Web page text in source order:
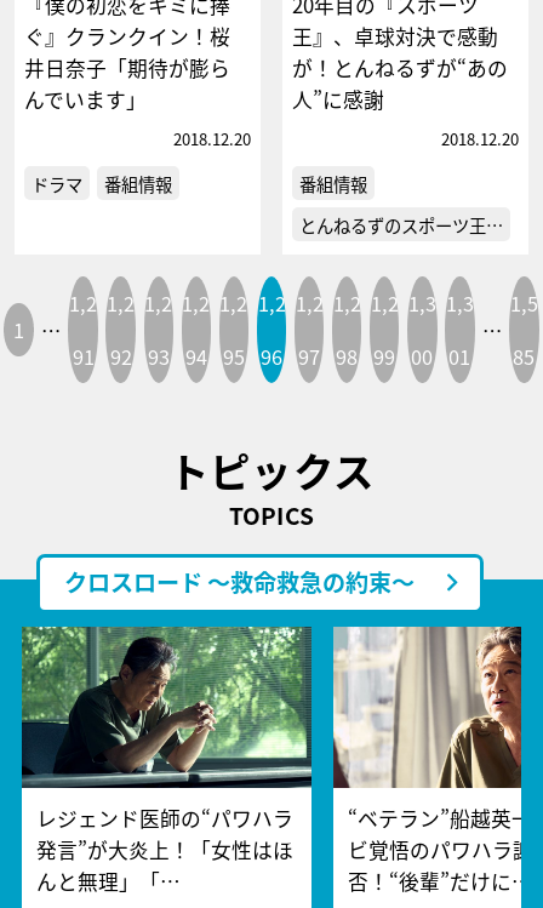
ぐ』クランクイン！桜
井日奈子「期待が膨ら
んでいます」
2018.12.20
ドラマ 番組情報
王』、卓球対決で感動
が！とんねるずが“あの
人”に感謝
2018.12.20
番組情報
とんねるずのスポーツ王…
1 …
1,2
91
1,2
92
1,2
93
1,2
94
1,2
95
1,2
96
1,2
97
1,2
98
1,2
99
1,3
00
1,3
01
…
1,5
85
トピックス
TOPICS
クロスロード ～救命救急の約束～
レジェンド医師の“パワハラ
発言”が大炎上！「女性はほ
んと無理」「…
“ベテラン”船越英一
ビ覚悟のパワハラ謝
否！“後輩”だけに…